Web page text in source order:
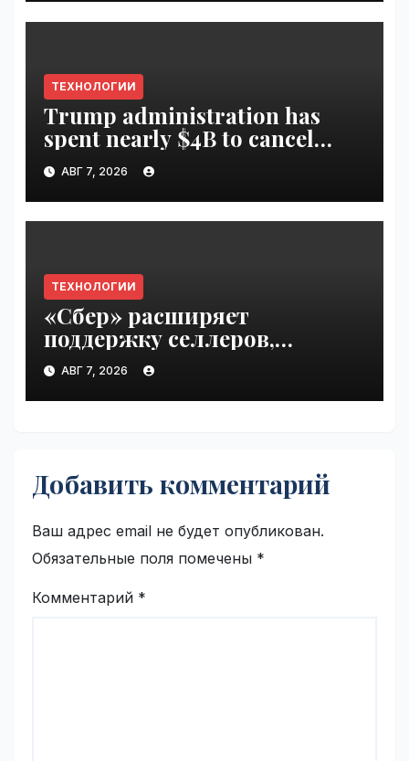
ТЕХНОЛОГИИ
Trump administration has
spent nearly $4B to cancel
offshore wind farms |
VseTime.ru
АВГ 7, 2026
ТЕХНОЛОГИИ
«Сбер» расширяет
поддержку селлеров,
пострадавших от
инцидентов на складах
Wildberries | VseTime.ru
АВГ 7, 2026
Добавить комментарий
Ваш адрес email не будет опубликован.
Обязательные поля помечены *
Комментарий *